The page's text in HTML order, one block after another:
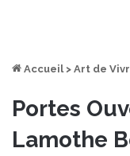
Accueil > Art de
Portes
Lamothe